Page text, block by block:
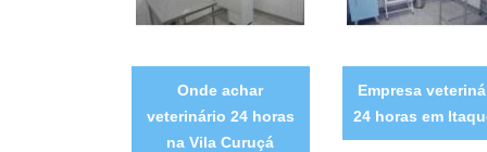
Onde achar
veterinário 24 horas
na Vila Curuçá
Empresa
24 horas em